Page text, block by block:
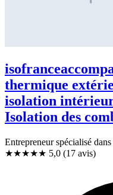
thermique
isolation
Isolation des
Entrepreneur spécialisé
★★★★★ 5,0 (17 avis)